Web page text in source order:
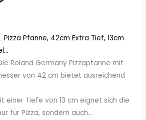
Pizza Pfanne, 42cm Extra Tief, 13cm
Die Roland Germany Pizzapfanne mit
von 42 cm bietet ausreichend
einer Tiefe von 13 cm eignet sich die
für Pizza, sondern auch...